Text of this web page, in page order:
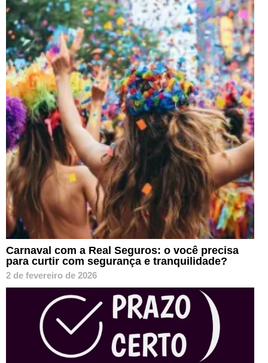
Carnaval com a Real Seguros: o você precisa
para curtir com segurança e tranquilidade?
2 de fevereiro de 2026